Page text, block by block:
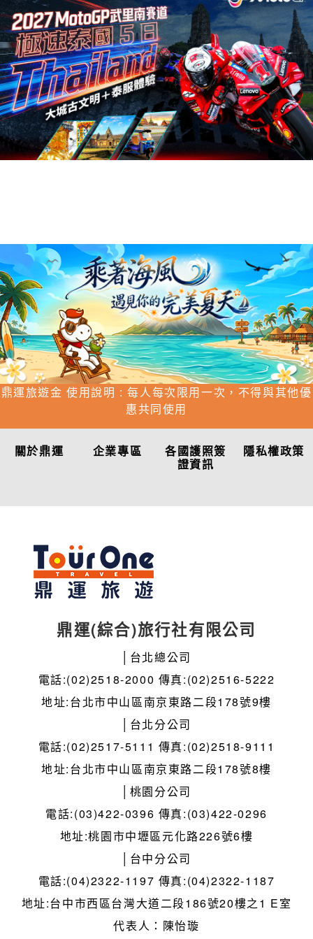
鼎運旅遊金 使用說明 : 每人每次限用一次，不得與其他優
惠共同使用
關於鼎運 企業專區
各國護照簽
證資訊
隱私權政策
鼎運(綜合)旅行社有限公司
│台北總公司
電話:(02)2518-2000 傳真:(02)2516-5222
地址:台北市中山區南京東路二段178號9樓
│台北分公司
電話:(02)2517-5111 傳真:(02)2518-9111
地址:台北市中山區南京東路二段178號8樓
│桃園分公司
電話:(03)422-0396 傳真:(03)422-0296
地址:桃園市中壢區元化路226號6樓
│台中分公司
電話:(04)2322-1197 傳真:(04)2322-1187
地址:台中市西區台灣大道二段186號20樓之1 E室
代表人：陳怡璇